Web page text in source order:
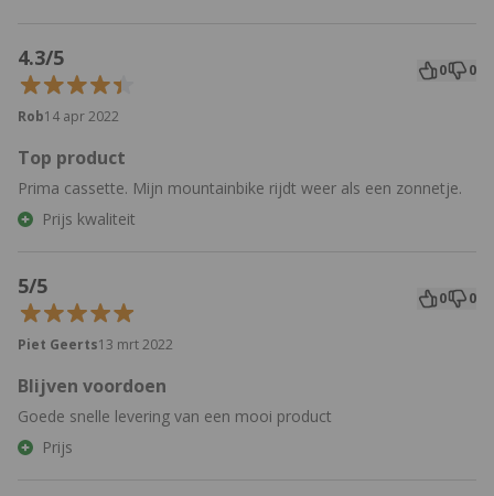
4.3/5 0 0
Rob14 apr 2022
Top product
Prima cassette. Mijn mountainbike rijdt weer als een zonnetje.
Prijs kwaliteit
5/5 0 0
Piet Geerts13 mrt 2022
Blijven voordoen
Goede snelle levering van een mooi product
Prijs